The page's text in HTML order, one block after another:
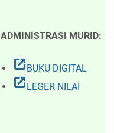
ADMINISTRASI MURID:
open_in_new BUKU DIGITAL
open_in_new LEGER NILAI